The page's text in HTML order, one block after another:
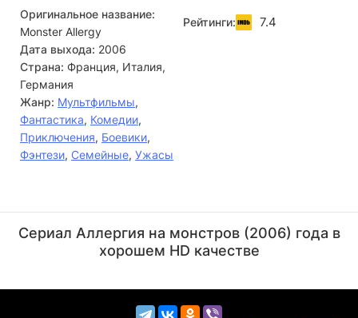
нежить входит и говорящий кот мальчика – сфинкс
Тимоти. Из серии в серию ребята будут все больше
узнавать о мире монстров, своих способностях, и о том,
откуда они эти сверхъестественные силы появились.
Оригинальное название:
Monster Allergy
Дата выхода: 2006
Страна: Франция, Италия,
Германия
Жанр: Мультфильмы,
Фантастика, Комедии,
Приключения, Боевики,
Фэнтези, Семейные, Ужасы
Рейтинги: 7.4
(Zob)
(Timothy)
Сериал Аллергия на монстров (2006) года в
хорошем HD качестве